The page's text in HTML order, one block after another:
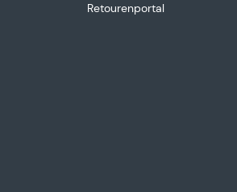
Retourenportal